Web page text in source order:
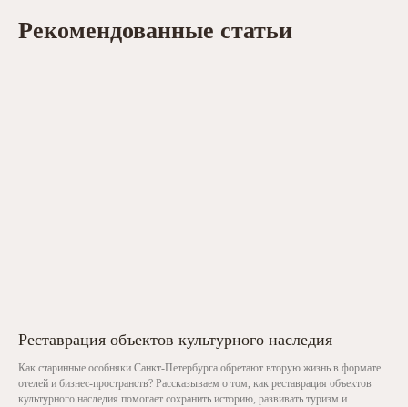
Рекомендованные статьи
Реставрация объектов культурного наследия
Как старинные особняки Санкт-Петербурга обретают вторую жизнь в формате
отелей и бизнес-пространств? Рассказываем о том, как реставрация объектов
культурного наследия помогает сохранить историю, развивать туризм и